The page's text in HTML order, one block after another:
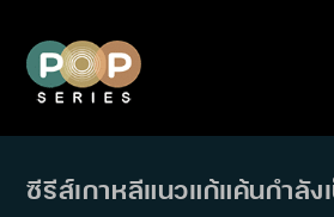
content
ซีรีส์เกาหลีแนวแก้แค้นกำลัง